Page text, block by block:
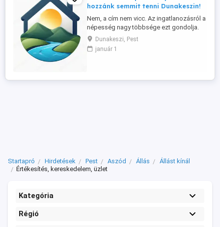
hozzánk semmit tenni Dunakeszin!
Nem, a cím nem vicc. Az ingatlanozásról a
népesség nagy többsége ezt gondolja.
Ennek tükrében ingatlan irodánk referens-
üzlettársat keres a Szentendrei szigeten
és környékén, elsősorban helyi lakos
nincs semmiféle havi, vagy ...
Dunakeszi, Pest
január 1
Startapró Hirdetések Pest Aszód Állás
Állást kínál
Értékesítés, kereskedelem, üzlet
Kategória
Régió